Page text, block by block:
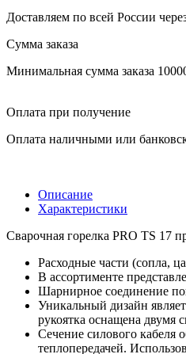
Доставляем по всей России
Сумма заказа
Минимальная сумма заказа
Оплата при получение
Оплата наличными или
Описание
Характеристики
Сварочная горелка PRO TS 17
Расходные части (сопла,
В ассортименте
Шарнирное соединение
Уникальный дизайн
рукоятка оснащена двумя
Сечение силового кабеля
теплопередачей.